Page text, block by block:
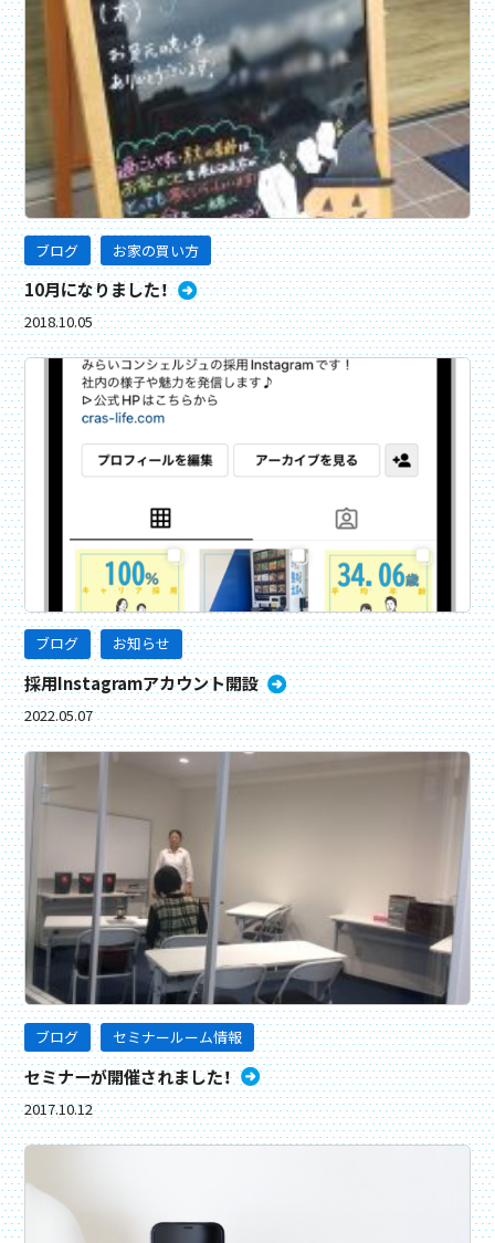
ブログ お家の買い方
10月になりました！
2018.10.05
ブログ お知らせ
採用Instagramアカウント開設
2022.05.07
ブログ セミナールーム情報
セミナーが開催されました！
2017.10.12